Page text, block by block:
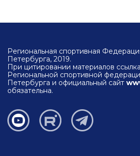
Региональная спортивная
Петербурга, 2019.
При цитировании материалов
Региональной спортивной
Петербурга и официальный сайт
обязательна.